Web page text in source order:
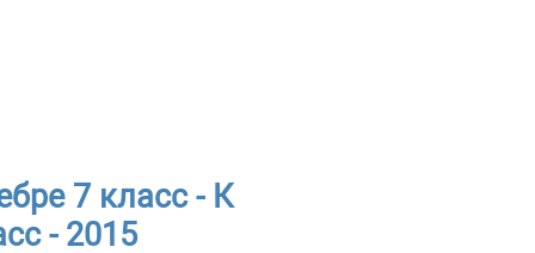
7 класс - К
- 2015